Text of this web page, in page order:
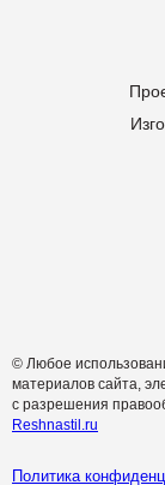
© Любое
материалов сайта,
с разрешения
Reshnastil.ru
Политика